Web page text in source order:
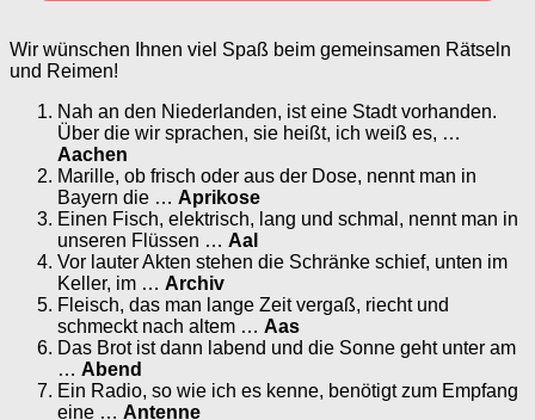
Wir wünschen Ihnen viel Spaß beim gemeinsamen Rätseln
und Reimen!
Nah an den Niederlanden, ist eine Stadt vorhanden.
Über die wir sprachen, sie heißt, ich weiß es, …
Aachen
Marille, ob frisch oder aus der Dose, nennt man in
Bayern die … Aprikose
Einen Fisch, elektrisch, lang und schmal, nennt man in
unseren Flüssen … Aal
Vor lauter Akten stehen die Schränke schief, unten im
Keller, im … Archiv
Fleisch, das man lange Zeit vergaß, riecht und
schmeckt nach altem … Aas
Das Brot ist dann labend und die Sonne geht unter am
… Abend
Ein Radio, so wie ich es kenne, benötigt zum Empfang
eine … Antenne